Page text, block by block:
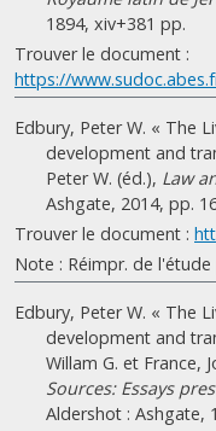
1894, xiv+381 pp.
Trouver le document :
https://
Edbury, Peter W. « The
development and
Peter W. (éd.), Law
Ashgate, 2014, pp.
Trouver le document :
Note : Réimpr. de l'étude
Edbury, Peter W. « The
development and
Willam G. et France,
Sources: Essays
Aldershot : Ashgate,